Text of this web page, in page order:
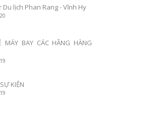
Du lịch Phan Rang - Vĩnh Hy
MÁY BAY CÁC HÃNG HÀNG
KIỆN